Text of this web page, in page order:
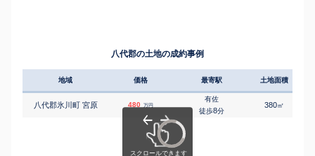
八代郡の土地の成約事例
地域 価格 最寄駅 土地面積
八代郡氷川町 宮原 480 万円
有佐
徒歩8分
380㎡